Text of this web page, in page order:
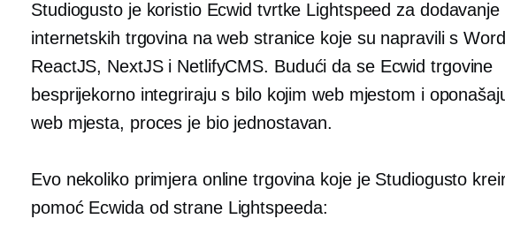
Studiogusto je koristio Ecwid tvrtke Lightspeed za dodavanje
internetskih trgovina na web stranice koje su napravili s
ReactJS, NextJS i NetlifyCMS. Budući da se Ecwid trgovine
besprijekorno integriraju s bilo kojim web mjestom i
web mjesta, proces je bio jednostavan.
Evo nekoliko primjera online trgovina koje je Studiogusto
pomoć Ecwida od strane Lightspeeda: